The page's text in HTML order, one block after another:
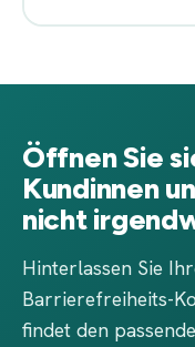
Öffnen Sie
Kundinnen
nicht
Hinterlassen Sie
Barrierefreiheits-
findet den